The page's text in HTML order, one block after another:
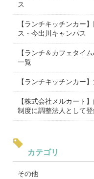
ス
【ランチキッチンカー
ス・今出川キャンパス
【ランチ＆カフェタイ
一覧
【ランチキッチンカー
【株式会社メルカート
制度に調整法人として登
カテゴリ
その他